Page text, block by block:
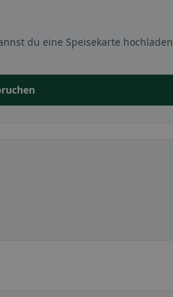
du eine Speisekarte hochladen